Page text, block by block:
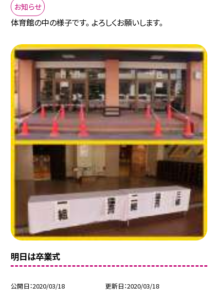
お知らせ
体育館の中の様子です。 よろしくお願いします。
明日は卒業式
公開日 2020/03/18 更新日 2020/03/18